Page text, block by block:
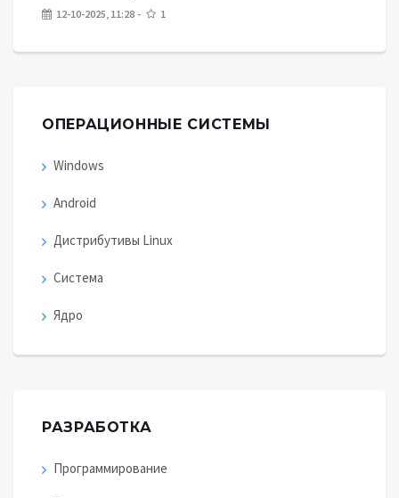
12-10-2025, 11:28 1
ОПЕРАЦИОННЫЕ СИСТЕМЫ
Windows
Android
Дистрибутивы Linux
Система
Ядро
РАЗРАБОТКА
Программирование